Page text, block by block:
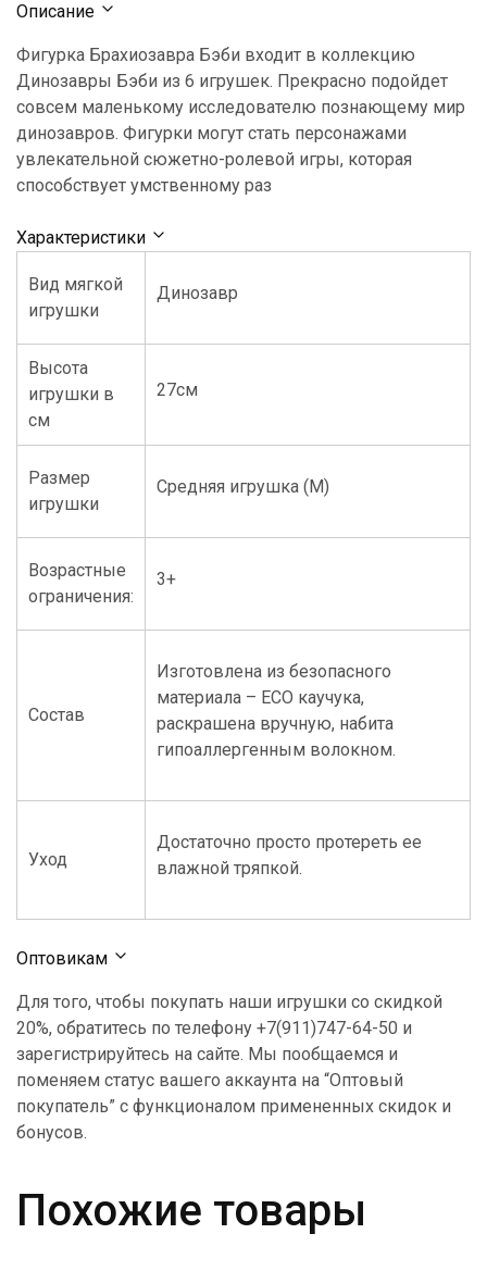
Описание
Фигурка Брахиозавра Бэби входит в коллекцию
Динозавры Бэби из 6 игрушек. Прекрасно подойдет
совсем маленькому исследователю познающему мир
динозавров. Фигурки могут стать персонажами
увлекательной сюжетно-ролевой игры, которая
способствует умственному раз
Характеристики
Вид мягкой
игрушки
Динозавр
Высота
игрушки в
см
27см
Размер
игрушки
Средняя игрушка (M)
Возрастные
ограничения:
3+
Состав
Изготовлена из безопасного
материала – ECO каучука,
раскрашена вручную, набита
гипоаллергенным волокном.
Уход
Достаточно просто протереть ее
влажной тряпкой.
Оптовикам
Для того, чтобы покупать наши игрушки со скидкой
20%, обратитесь по телефону +7(911)747-64-50 и
зарегистрируйтесь на сайте. Мы пообщаемся и
поменяем статус вашего аккаунта на “Оптовый
покупатель” с функционалом примененных скидок и
бонусов.
Похожие товары